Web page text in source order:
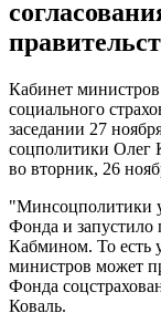
Кабинет
социального
заседании 27
соцполитики Олег
во вторник, 26
"Минсоцполитики
Фонда и запустило
Кабмином. То есть
министров может
Фонда
Коваль.